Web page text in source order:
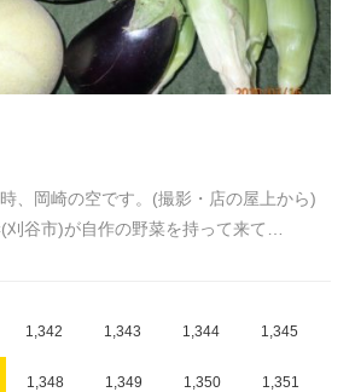
、岡崎の空です。(撮影・店の屋上から)
谷市)が自作の野菜を持って来て…
1,342 1,343 1,344 1,345
1,348 1,349 1,350 1,351